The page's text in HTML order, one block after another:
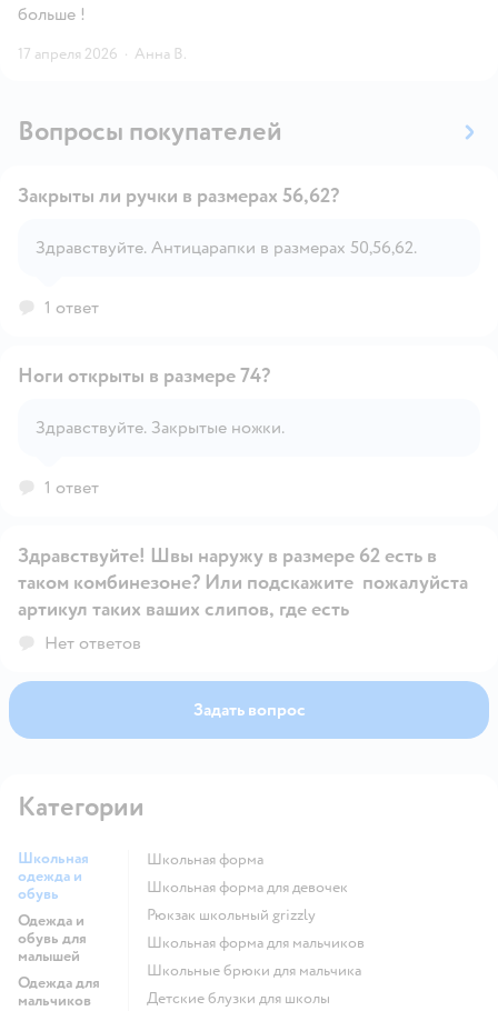
больше !
17 апреля 2026 · Анна В.
Вопросы покупателей
Открыть вопрос
Закрыты ли ручки в размерах 56,62?
Здравствуйте. Антицарапки в размерах 50,56,62.
1 ответ
Открыть вопрос
Ноги открыты в размере 74?
Здравствуйте. Закрытые ножки.
1 ответ
Открыть вопрос
Здравствуйте! Швы наружу в размере 62 есть в
таком комбинезоне? Или подскажите пожалуйста
артикул таких ваших слипов, где есть
Нет ответов
Задать вопрос
Категории
Школьная
одежда и
обувь
Одежда и
обувь для
малышей
Одежда для
мальчиков
Школьная форма
Школьная форма для девочек
Рюкзак школьный grizzly
Школьная форма для мальчиков
Школьные брюки для мальчика
Детские блузки для школы